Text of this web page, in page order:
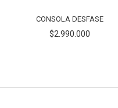
CONSOLA DESFASE
$2.990.000